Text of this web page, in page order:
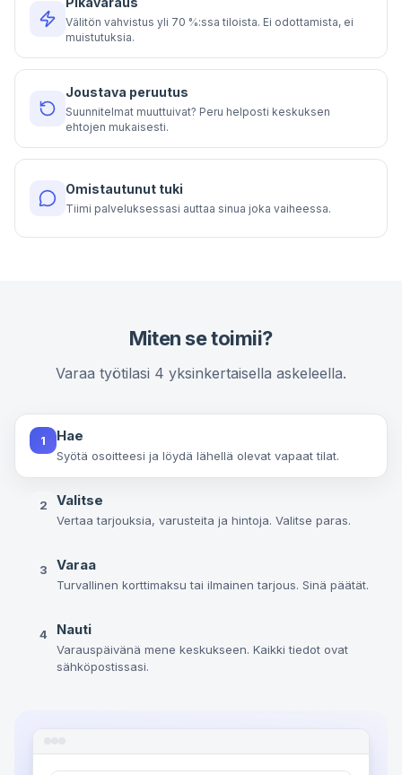
Välitön vahvistus yli 70 %:ssa tiloista. Ei odottamista, ei
muistutuksia.
Joustava peruutus
Suunnitelmat muuttuivat? Peru helposti keskuksen
ehtojen mukaisesti.
Omistautunut tuki
Tiimi palveluksessasi auttaa sinua joka vaiheessa.
Miten se toimii?
Varaa työtilasi 4 yksinkertaisella askeleella.
1 Hae
Syötä osoitteesi ja löydä lähellä olevat vapaat tilat.
2 Valitse
Vertaa tarjouksia, varusteita ja hintoja. Valitse paras.
3 Varaa
Turvallinen korttimaksu tai ilmainen tarjous. Sinä päätät.
4 Nauti
Varauspäivänä mene keskukseen. Kaikki tiedot ovat
sähköpostissasi.